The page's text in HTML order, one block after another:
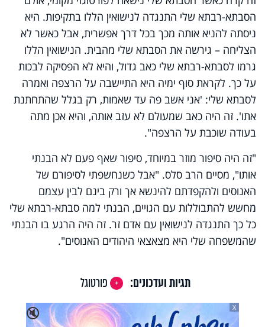
הסבתא-רבתא שלי התנגדה לנישואין הללו בתקיפות. היא
ניסתה להניא אותה מכך בכל דרך אפשרית, אבל כאשר לא
הצליחה – גירשה את הסבתא שלי מהבית. הנישואין הללו
גרמו לסבתא-רבתא שלי כאב גדול, והיא לא הפסיקה לבכות
על כך. לקראת סוף ימיה היא התיישבה על הרצפה ואמרה
לסבתא שלי: 'אני אשב פה עד שאמות, רק בגלל שהתחתנת
אתו'. זה היה כאב שמעולם לא עזב אותה, והיא אכן מתה
בעודה שוכבת על הרצפה".
"זה היה סיפור מוזר במיוחד, סיפור שאף פעם לא הבנתי
אותו", מסיים הרב סלס. "אבל כשנחשפתי לסיפורם של
האנוסים ולהקפדתם להינשא אך ורק בינם לבין עצמם
מחשש להתבוללות עם הגויים, הבנתי למה סבתא-רבתא שלי
כל כך התנגדה לנישואין עם אדם זר. זה היה הרגע בו הבנתי
שהמשפחה שלי היא מצאצאי היהודים האנוסים".
תגיות ועדכונים:
פורטוגל
🔇
X